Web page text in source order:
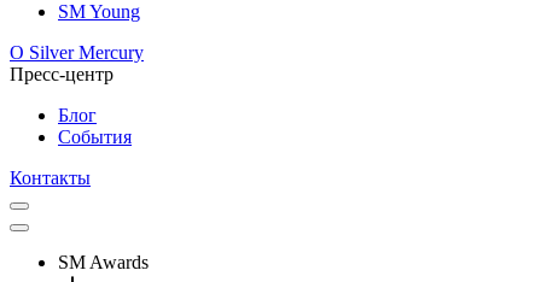
SM Young
О Silver Mercury
Пресс-центр
Блог
События
Контакты
SM Awards